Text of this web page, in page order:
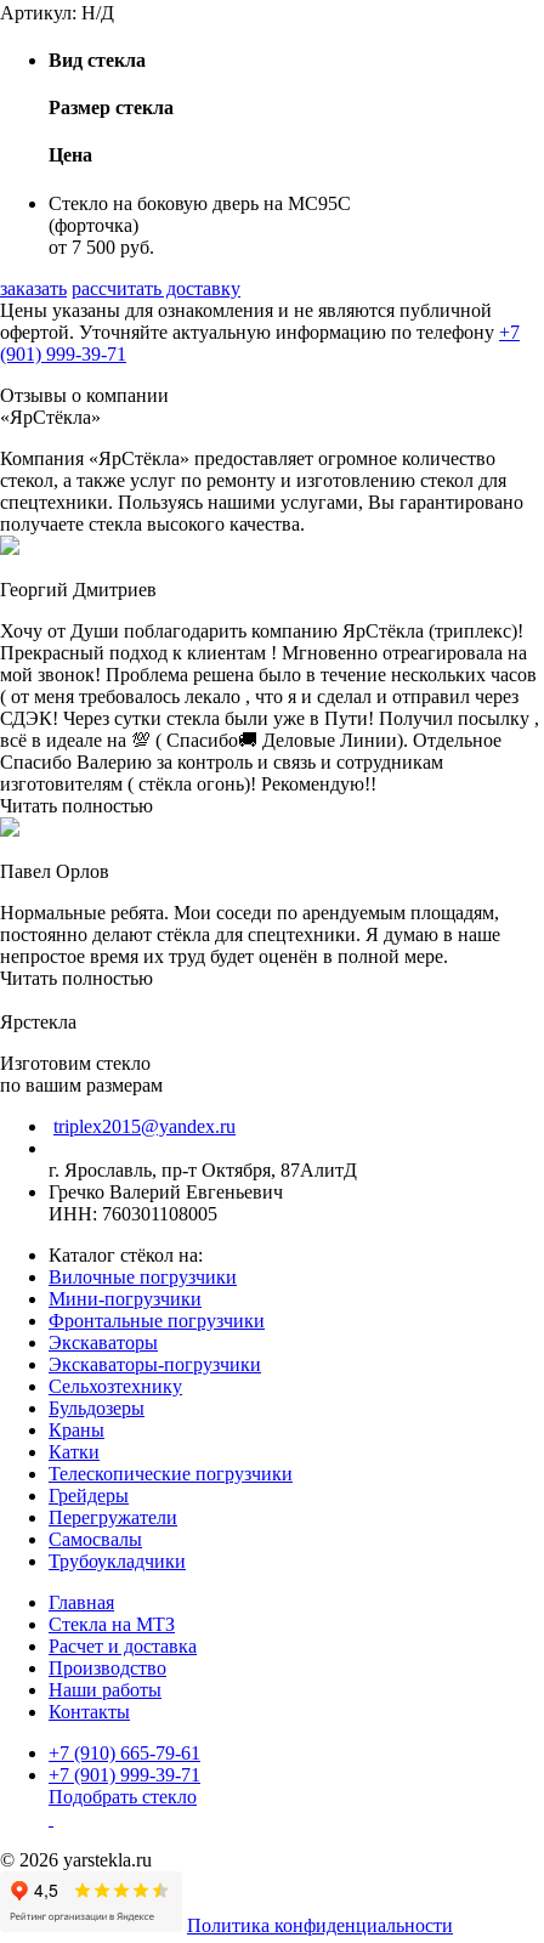
Артикул: Н/Д
Вид стекла
Размер стекла
Цена
Стекло на боковую дверь на MC95С
(форточка)
от 7 500 руб.
заказать рассчитать доставку
Цены указаны для ознакомления и не являются публичной
офертой. Уточняйте актуальную информацию по телефону +7
(901) 999-39-71
Отзывы о компании
«ЯрСтёкла»
Компания «ЯрСтёкла» предоставляет огромное количество
стекол, а также услуг по ремонту и изготовлению стекол для
спецтехники. Пользуясь нашими услугами, Вы гарантировано
получаете стекла высокого качества.
Георгий Дмитриев
Хочу от Души поблагодарить компанию ЯрСтёкла (триплекс)!
Прекрасный подход к клиентам ! Мгновенно отреагировала на
мой звонок! Проблема решена было в течение нескольких часов
( от меня требовалось лекало , что я и сделал и отправил через
СДЭК! Через сутки стекла были уже в Пути! Получил посылку ,
всё в идеале на 💯 ( Спасибо🚚 Деловые Линии). Отдельное
Спасибо Валерию за контроль и связь и сотрудникам
изготовителям ( стёкла огонь)! Рекомендую!!
Читать полностью
Павел Орлов
Нормальные ребята. Мои соседи по арендуемым площадям,
постоянно делают стёкла для спецтехники. Я думаю в наше
непростое время их труд будет оценён в полной мере.
Читать полностью
Ярстекла
Изготовим стекло
по вашим размерам
triplex2015@yandex.ru
г. Ярославль, пр-т Октября, 87АлитД
Гречко Валерий Евгеньевич
ИНН: 760301108005
Каталог стёкол на:
Вилочные погрузчики
Мини-погрузчики
Фронтальные погрузчики
Экскаваторы
Экскаваторы-погрузчики
Сельхозтехнику
Бульдозеры
Краны
Катки
Телескопические погрузчики
Грейдеры
Перегружатели
Самосвалы
Трубоукладчики
Главная
Стекла на МТЗ
Расчет и доставка
Производство
Наши работы
Контакты
+7 (910) 665-79-61
+7 (901) 999-39-71
Подобрать стекло
© 2026 yarstekla.ru
Политика конфиденциальности